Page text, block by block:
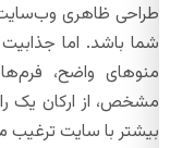
طراحی ظاهری
شما باشد. اما
مشخص، از ارکان یک
بیشتر با سایت ترغیب